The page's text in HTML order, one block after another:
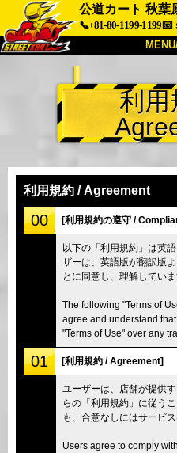
公道カート 秋葉
📞+81-80-1199-1199📧
概要
アクセス
東京 品川
東京 渋谷アネックス
沖縄
利用
利用規約 / Agreement
00 [利用規約の遵守 /
以下の「利用規約」は英
ザーは、英語版が翻訳版
とに同意し、理解していま
The following "Terms of
agree and understand
"Terms of Use" over any
01 [利用規約 / Agreement]
ユーザーは、店舗が提供
らの「利用規約」に従う
も、合意なしにはサービ
Users agree to comply